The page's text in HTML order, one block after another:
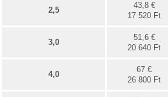
2,5
43,8 €
17 520 Ft
3,0
51,6 €
20 640 Ft
4,0
67 €
26 800 Ft